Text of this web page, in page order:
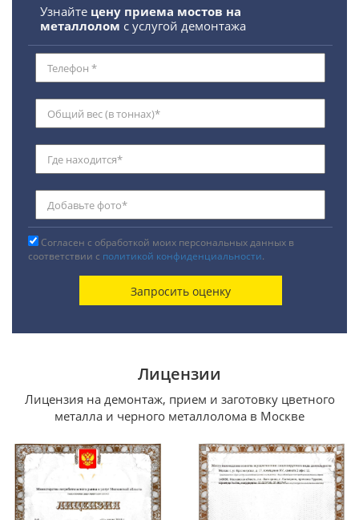
Узнайте цену приема мостов на
металлолом с услугой демонтажа
Согласен с обработкой моих персональных данных в
соответствии с политикой конфиденциальности.
Лицензии
Лицензия на демонтаж, прием и заготовку цветного
металла и черного металлолома в Москве